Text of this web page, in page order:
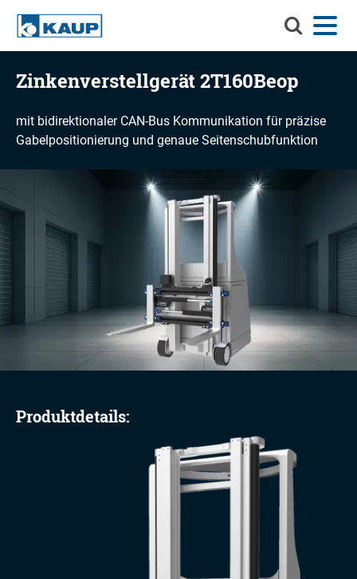
Sie
Durchsuchen Sie KAUP
Menü
Sprache
Kontakt Login
Anbaugeräte
Material-Handling-Lösungen
Unternehmen
Zinkenverstellgerät 2T160Beop
mit bidirektionaler CAN-Bus Kommunikation für präzise
Gabelpositionierung und genaue Seitenschubfunktion
Produktdetails: